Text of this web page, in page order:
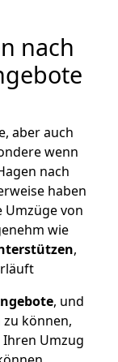
nach
aber auch
wenn
nach
haben
Umzüge von
wie
,
, und
können,
Umzug